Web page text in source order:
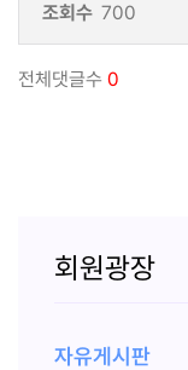
조회수 700
전체댓글수 0
회원광장
자유게시판